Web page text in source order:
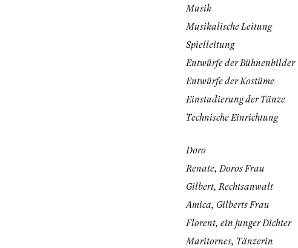
Musik
Musikalische Leitung
Spielleitung
Entwürfe der Bühnenbilder
Entwürfe der Kostüme
Einstudierung der Tänze
Technische Einrichtung
Doro
Renate, Doros Frau
Gilbert, Rechtsanwalt
Amica, Gilberts Frau
Florent, ein junger Dichter
Maritornes, Tänzerin